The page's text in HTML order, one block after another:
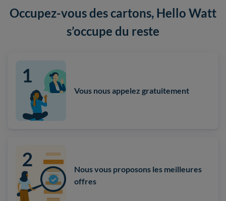
Occupez-vous des cartons, Hello Watt
s’occupe du reste
Vous nous appelez gratuitement
Nous vous proposons les meilleures
offres